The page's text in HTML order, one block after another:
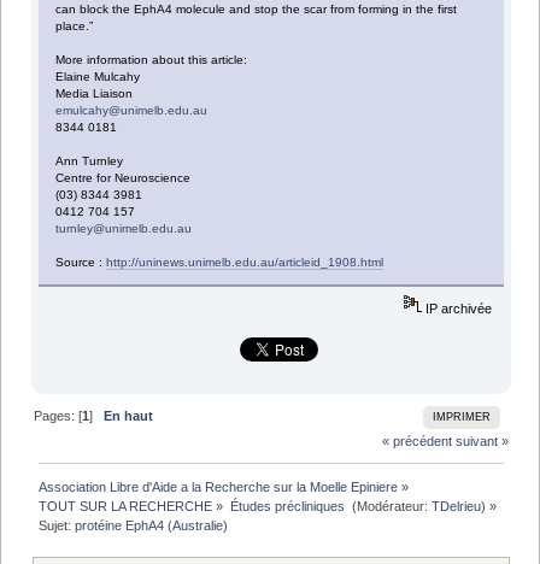
can block the EphA4 molecule and stop the scar from forming in the first
place.”
More information about this article:
Elaine Mulcahy
Media Liaison
emulcahy@unimelb.edu.au
8344 0181
Ann Turnley
Centre for Neuroscience
(03) 8344 3981
0412 704 157
turnley@unimelb.edu.au
Source :http://uninews.unimelb.edu.au/articleid_1908.html
IP archivée
IMPRIMER
Pages: [1]En haut
« précédent suivant »
Association Libre d'Aide a la Recherche sur la Moelle Epiniere »
TOUT SUR LA RECHERCHE » Études précliniques (Modérateur: TDelrieu) »
Sujet:protéine EphA4 (Australie)